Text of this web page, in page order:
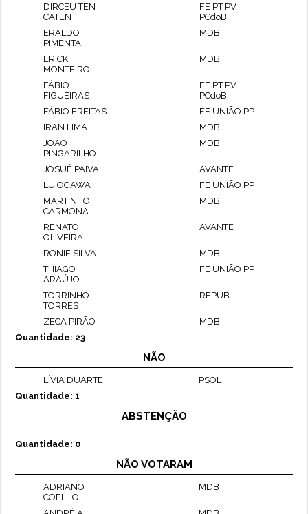
DIRCEU TEN
CATEN
FE PT PV
PCdoB
ERALDO
PIMENTA
MDB
ERICK
MONTEIRO
MDB
FÁBIO
FIGUEIRAS
FE PT PV
PCdoB
FÁBIO FREITAS
FE UNIÃO PP
IRAN LIMA
MDB
JOÃO
PINGARILHO
MDB
JOSUÉ PAIVA
AVANTE
LU OGAWA
FE UNIÃO PP
MARTINHO
CARMONA
MDB
RENATO
OLIVEIRA
AVANTE
RONIE SILVA
MDB
THIAGO
ARAÚJO
FE UNIÃO PP
TORRINHO
TORRES
REPUB
ZECA PIRÃO
MDB
Quantidade: 23
NÃO
LÍVIA DUARTE
PSOL
Quantidade: 1
ABSTENÇÃO
Quantidade: 0
NÃO VOTARAM
ADRIANO
COELHO
MDB